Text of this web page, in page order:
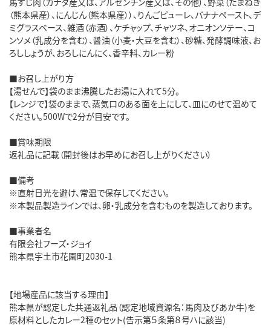
（熊本県産）、にんじん（熊本県産））、りんごピューレ、バナナペースト、デ
ミグラスベース、雑酒（赤酒）、ケチャップ、チャツネ、オニオンソテー、コ
ンソメ（乳成分を含む）、醤油（小麦・大豆を含む）、砂糖、発酵調味液、お
ろししょうが、おろしにんにく、香辛料、カレー粉
■お召し上がり方
【湯せんで】袋のまま沸騰したお湯に入れて5分。
【レンジで】袋のままで、蒸気口のある面を上にして、皿にのせて温めて
ください。500Wで2分が目安です。
■賞味期限
返礼品に記載（開封後はお早めにお召し上がりください）
■備考
※直射日光を避け、常温で保存してください。
※本製品製造ラインでは、卵・乳成分を含むものを製造しております。
■事業者名
有限会社フーズ・ジョイ
熊本県宇土市花園町2030-1
【地場産品に該当する理由】
熊本県が認定した共通返礼品（認定地域資源名：馬肉及びあか牛)を
原材料としたカレー2種のセット(告示第５条第８号ハに該当)